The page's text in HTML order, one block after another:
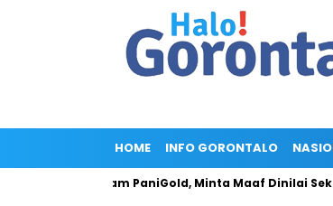
HOME INFO GORONTALO
AKPERSI Kecam PaniGold, Minta Maaf Dinilai